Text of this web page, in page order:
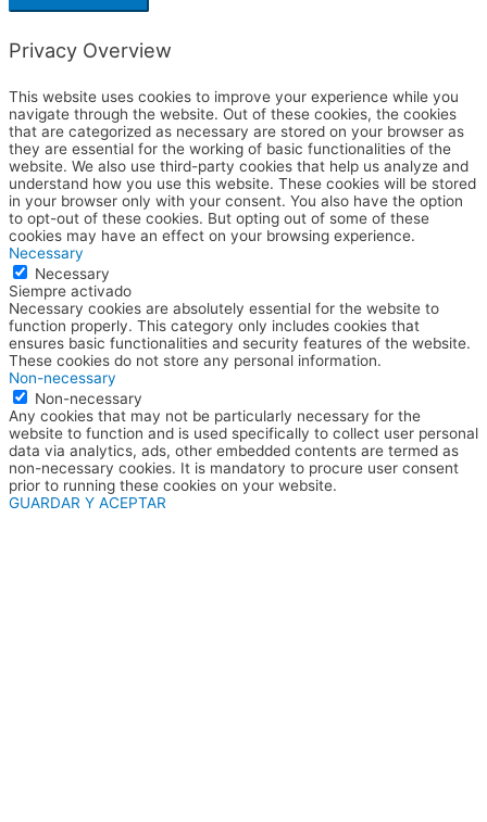
Privacy Overview
This website uses cookies to improve your experience while you
navigate through the website. Out of these cookies, the cookies
that are categorized as necessary are stored on your browser as
they are essential for the working of basic functionalities of the
website. We also use third-party cookies that help us analyze and
understand how you use this website. These cookies will be stored
in your browser only with your consent. You also have the option
to opt-out of these cookies. But opting out of some of these
cookies may have an effect on your browsing experience.
Necessary
Necessary
Siempre activado
Necessary cookies are absolutely essential for the website to
function properly. This category only includes cookies that
ensures basic functionalities and security features of the website.
These cookies do not store any personal information.
Non-necessary
Non-necessary
Any cookies that may not be particularly necessary for the
website to function and is used specifically to collect user personal
data via analytics, ads, other embedded contents are termed as
non-necessary cookies. It is mandatory to procure user consent
prior to running these cookies on your website.
GUARDAR Y ACEPTAR